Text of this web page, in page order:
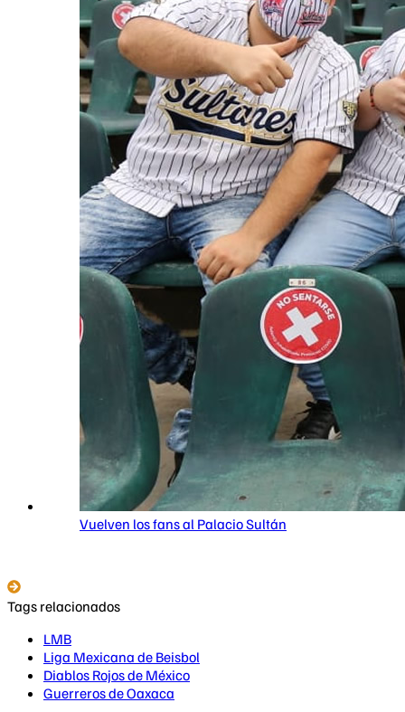
Vuelven los fans al Palacio Sultán
Tags relacionados
LMB
Liga Mexicana de Beisbol
Diablos Rojos de México
Guerreros de Oaxaca